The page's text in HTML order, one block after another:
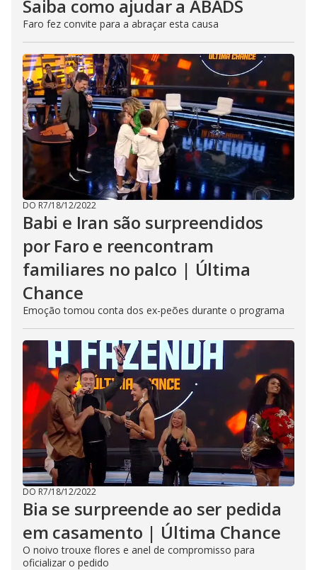
Saiba como ajudar a ABADS
Faro fez convite para a abraçar esta causa
DO R7/18/12/2022
Babi e Iran são surpreendidos
por Faro e reencontram
familiares no palco | Última
Chance
Emoção tomou conta dos ex-peões durante o programa
DO R7/18/12/2022
Bia se surpreende ao ser pedida
em casamento | Última Chance
O noivo trouxe flores e anel de compromisso para
oficializar o pedido